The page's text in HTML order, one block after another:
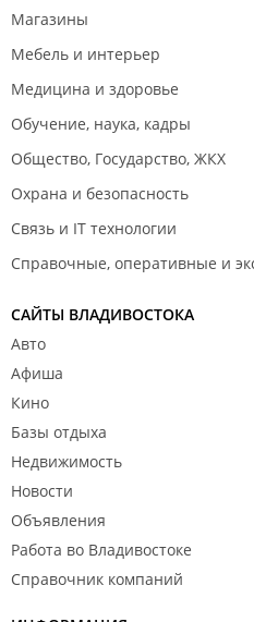
Магазины
Мебель и интерьер
Медицина и здоровье
Обучение, наука, кадры
Общество, Государство, ЖКХ
Охрана и безопасность
Связь и IT технологии
Справочные, оперативные и
САЙТЫ ВЛАДИВОСТОКА
Авто
Афиша
Кино
Базы отдыха
Недвижимость
Новости
Объявления
Работа во Владивостоке
Справочник компаний